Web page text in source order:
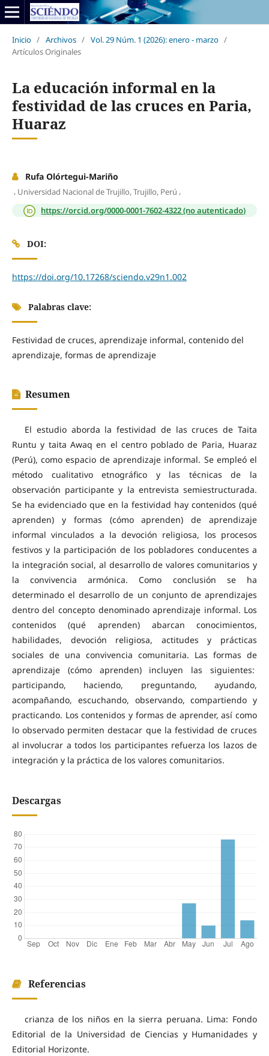
Inicio / Archivos / Vol. 29 Núm. 1 (2026): enero - marzo /
Artículos Originales
La educación informal en la
festividad de las cruces en Paria,
Huaraz
Rufa Olórtegui-Mariño
, Universidad Nacional de Trujillo, Trujillo, Perú ,
https://orcid.org/0000-0001-7602-4322 (no autenticado)
DOI:
https://doi.org/10.17268/sciendo.v29n1.002
Palabras clave:
Festividad de cruces, aprendizaje informal, contenido del
aprendizaje, formas de aprendizaje
Resumen
El estudio aborda la festividad de las cruces de Taita
Runtu y taita Awaq en el centro poblado de Paria, Huaraz
(Perú), como espacio de aprendizaje informal. Se empleó el
método cualitativo etnográfico y las técnicas de la
observación participante y la entrevista semiestructurada.
Se ha evidenciado que en la festividad hay contenidos (qué
aprenden) y formas (cómo aprenden) de aprendizaje
informal vinculados a la devoción religiosa, los procesos
festivos y la participación de los pobladores conducentes a
la integración social, al desarrollo de valores comunitarios y
la convivencia armónica. Como conclusión se ha
determinado el desarrollo de un conjunto de aprendizajes
dentro del concepto denominado aprendizaje informal. Los
contenidos (qué aprenden) abarcan conocimientos,
habilidades, devoción religiosa, actitudes y prácticas
sociales de una convivencia comunitaria. Las formas de
aprendizaje (cómo aprenden) incluyen las siguientes:
participando, haciendo, preguntando, ayudando,
acompañando, escuchando, observando, compartiendo y
practicando. Los contenidos y formas de aprender, así como
lo observado permiten destacar que la festividad de cruces
al involucrar a todos los participantes refuerza los lazos de
integración y la práctica de los valores comunitarios.
Descargas
Referencias
crianza de los niños en la sierra peruana. Lima: Fondo
Editorial de la Universidad de Ciencias y Humanidades y
Editorial Horizonte.